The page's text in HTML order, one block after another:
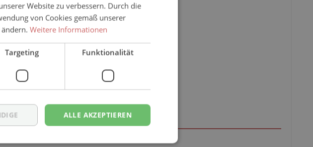
Fixieren der Madratze
Fasermischung Nadelvlies
Website zu verbessern. Durch die
von Cookies gemäß unserer
Weitere Informationen
Targeting Funktionalität
ALLE AKZEPTIEREN